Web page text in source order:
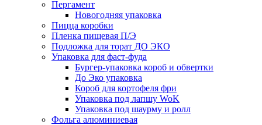
Пергамент
Новогодняя упаковка
Пицца коробки
Пленка пищевая П/Э
Подложка для торат ДО ЭКО
Упаковка для фаст-фуда
Бургер-упаковка короб и обвертки
До Эко упаковка
Короб для кортофеля фри
Упаковка под лапшу WoK
Упаковка под шаурму и ролл
Фольга алюминиевая